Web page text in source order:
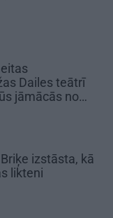
Dailes teātrī
jāmācās no
izstāsta, kā
likteni